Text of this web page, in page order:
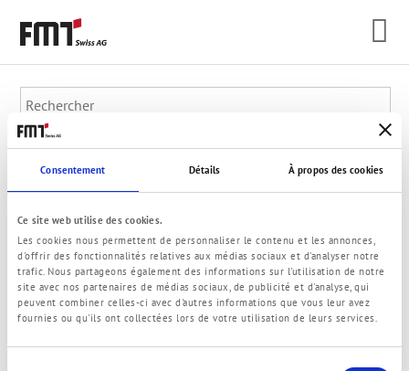
Consentement Détails À propos des cookies
Ce site web utilise des cookies.
Les cookies nous permettent de personnaliser le contenu et les annonces,
d'offrir des fonctionnalités relatives aux médias sociaux et d'analyser notre
trafic. Nous partageons également des informations sur l'utilisation de notre
site avec nos partenaires de médias sociaux, de publicité et d'analyse, qui
peuvent combiner celles-ci avec d'autres informations que vous leur avez
fournies ou qu'ils ont collectées lors de votre utilisation de leurs services.
© 2021 FMT Swiss AG
Informations légales Politique de confidentialité
Termes et Conditions
Contact